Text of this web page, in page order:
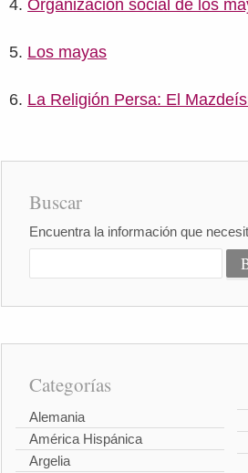
Organización social de los
Los mayas
La Religión Persa: El
Buscar
Encuentra la información que
Categorías
Alemania
América Hispánica
Argelia